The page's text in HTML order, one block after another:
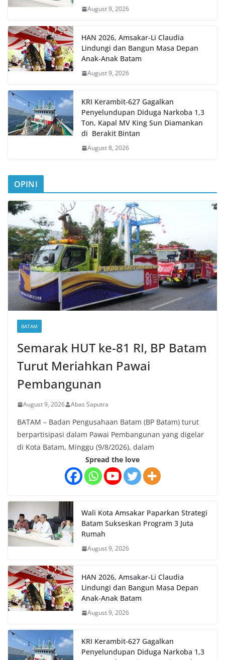
August 9, 2026
HAN 2026, Amsakar-Li Claudia
Lindungi dan Bangun Masa Depan
Anak-Anak Batam
August 9, 2026
KRI Kerambit-627 Gagalkan
Penyelundupan Diduga Narkoba 1,3
Ton, Kapal MV King Sun Diamankan
di Berakit Bintan
August 8, 2026
OPINI
BATAM
Semarak HUT ke-81 RI, BP Batam
Turut Meriahkan Pawai
Pembangunan
August 9, 2026 Abas Saputra
BATAM – Badan Pengusahaan Batam (BP Batam) turut
berpartisipasi dalam Pawai Pembangunan yang digelar
di Kota Batam, Minggu (9/8/2026), dalam
Spread the love
Wali Kota Amsakar Paparkan Strategi
Batam Sukseskan Program 3 Juta
Rumah
August 9, 2026
HAN 2026, Amsakar-Li Claudia
Lindungi dan Bangun Masa Depan
Anak-Anak Batam
August 9, 2026
KRI Kerambit-627 Gagalkan
Penyelundupan Diduga Narkoba 1,3